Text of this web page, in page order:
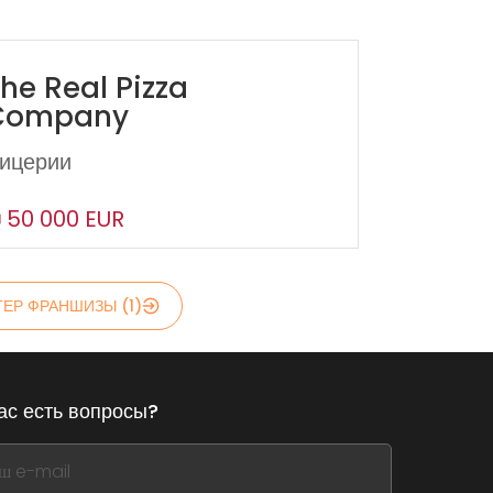
Real Pizza
50 000 EUR
ФРАНШИЗЫ (1)
есть вопросы?